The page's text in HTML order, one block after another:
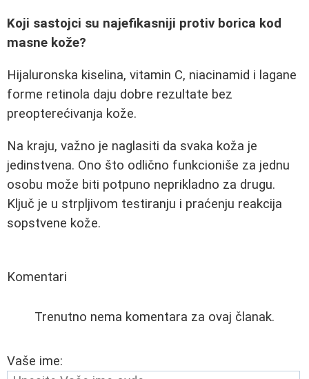
Koji sastojci su najefikasniji protiv borica kod
masne kože?
Hijaluronska kiselina, vitamin C, niacinamid i lagane
forme retinola daju dobre rezultate bez
preopterećivanja kože.
Na kraju, važno je naglasiti da svaka koža je
jedinstvena. Ono što odlično funkcioniše za jednu
osobu može biti potpuno neprikladno za drugu.
Ključ je u strpljivom testiranju i praćenju reakcija
sopstvene kože.
Komentari
Trenutno nema komentara za ovaj članak.
Vaše ime: